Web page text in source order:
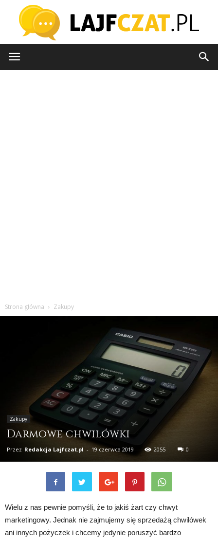
Strona główna Zakupy
Zakupy
Darmowe chwilówki
Przez Redakcja Lajfczat.pl - 19 czerwca 2019 2055 0
Wielu z nas pewnie pomyśli, że to jakiś żart czy chwyt
marketingowy. Jednak nie zajmujemy się sprzedażą chwilówek
ani innych pożyczek i chcemy jedynie poruszyć bardzo